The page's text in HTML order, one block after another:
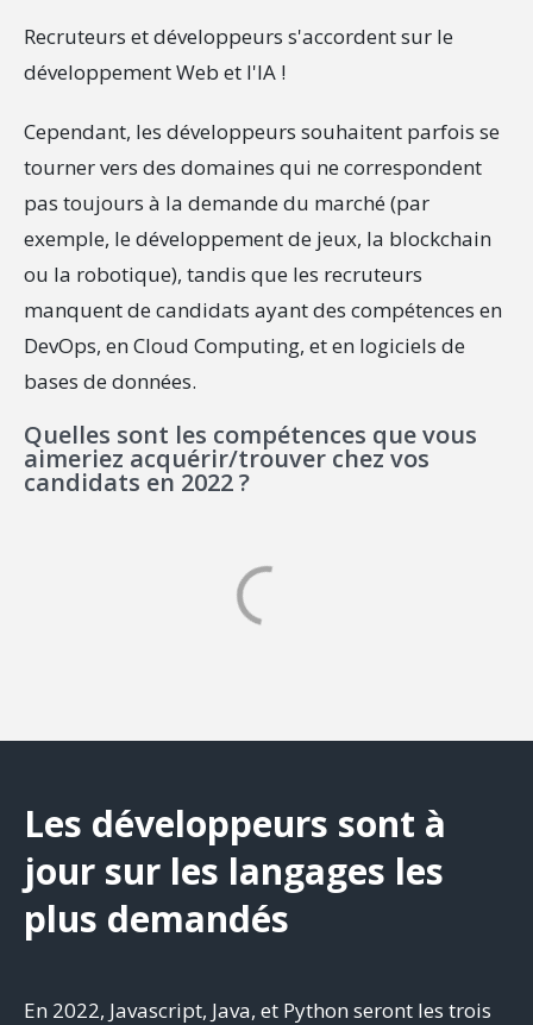
Recruteurs et développeurs s'accordent sur le
développement Web et l'IA !
Cependant, les développeurs souhaitent parfois se
tourner vers des domaines qui ne correspondent
pas toujours à la demande du marché (par
exemple, le développement de jeux, la blockchain
ou la robotique), tandis que les recruteurs
manquent de candidats ayant des compétences en
DevOps, en Cloud Computing, et en logiciels de
bases de données.
Quelles sont les compétences que vous
aimeriez acquérir/trouver chez vos
candidats en 2022 ?
Les développeurs sont à
jour sur les langages les
plus demandés
En 2022, Javascript, Java, et Python seront les trois